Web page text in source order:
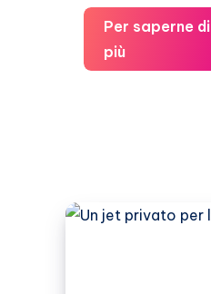
Per saperne di
piùRobbie
Williams,